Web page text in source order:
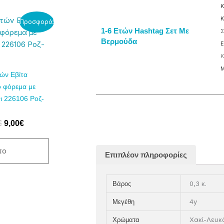
Προσφορά!
Εβίτα
φόρεμα με
226106 Ροζ-
Original
price
was:
14,00€.
9,00€
Η
τρέχουσα
τιμή
είναι:
1-6 Ετών Hashtag Σετ Με
Βερμούδα
Επιπλέον πληροφορίες
Βάρος 0,3 κ.
Μεγέθη 4y
Χρώματα Χακί-